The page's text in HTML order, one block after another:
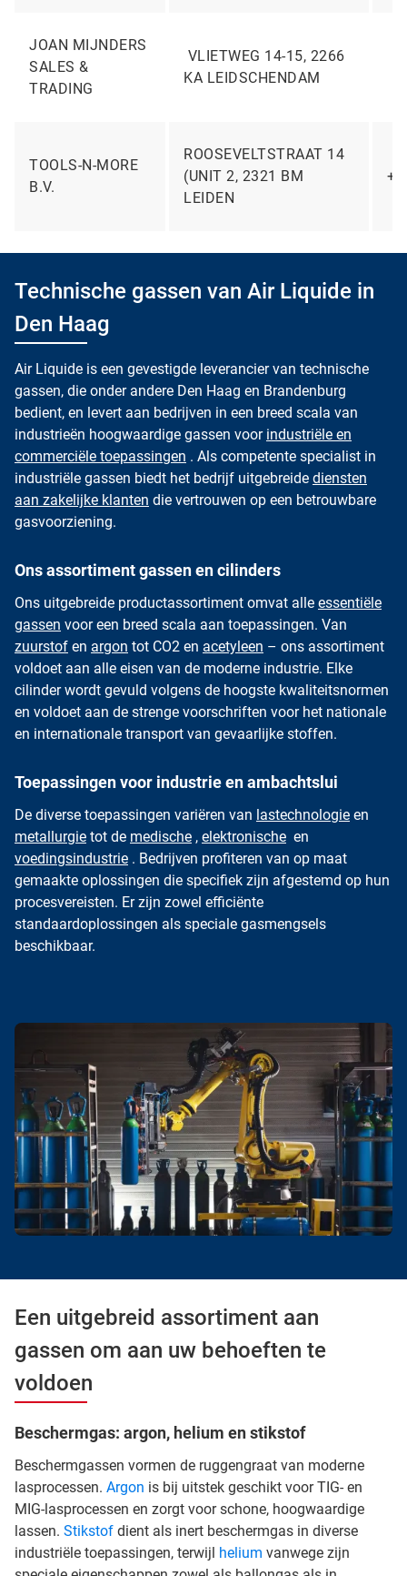
JOAN MIJNDERS
SALES &
TRADING
VLIETWEG 14-15, 2266
KA LEIDSCHENDAM
TOOLS-N-MORE
B.V.
ROOSEVELTSTRAAT 14
(UNIT 2, 2321 BM
LEIDEN
Technische gassen van Air Liquide in
Den Haag
Air Liquide is een gevestigde leverancier van technische
gassen, die onder andere Den Haag en Brandenburg
bedient, en levert aan bedrijven in een breed scala van
industrieën hoogwaardige gassen voor industriële en
commerciële toepassingen . Als competente specialist in
industriële gassen biedt het bedrijf uitgebreide diensten
aan zakelijke klanten die vertrouwen op een betrouwbare
gasvoorziening.
Ons assortiment gassen en cilinders
Ons uitgebreide productassortiment omvat alle essentiële
gassen voor een breed scala aan toepassingen. Van
zuurstof en argon tot CO2 en acetyleen – ons assortiment
voldoet aan alle eisen van de moderne industrie. Elke
cilinder wordt gevuld volgens de hoogste kwaliteitsnormen
en voldoet aan de strenge voorschriften voor het nationale
en internationale transport van gevaarlijke stoffen.
Toepassingen voor industrie en ambachtslui
De diverse toepassingen variëren van lastechnologie en
metallurgie tot de medische , elektronische en
voedingsindustrie . Bedrijven profiteren van op maat
gemaakte oplossingen die specifiek zijn afgestemd op hun
procesvereisten. Er zijn zowel efficiënte
standaardoplossingen als speciale gasmengsels
beschikbaar.
Een uitgebreid assortiment aan
gassen om aan uw behoeften te
voldoen
Beschermgas: argon, helium en stikstof
Beschermgassen vormen de ruggengraat van moderne
lasprocessen. Argon is bij uitstek geschikt voor TIG- en
MIG-lasprocessen en zorgt voor schone, hoogwaardige
lassen. Stikstof dient als inert beschermgas in diverse
industriële toepassingen, terwijl helium vanwege zijn